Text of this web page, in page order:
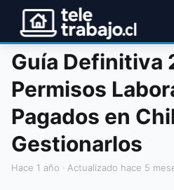
Guía Definitiva
Permisos
Pagados en
Gestionarlos
hace 1 año · Actualizado hace 5